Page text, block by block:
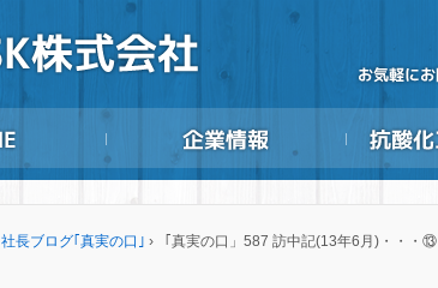
社長ブログ｢真実の口｣ › 「真実の口」587 訪中記(13年6月)・・・⑬